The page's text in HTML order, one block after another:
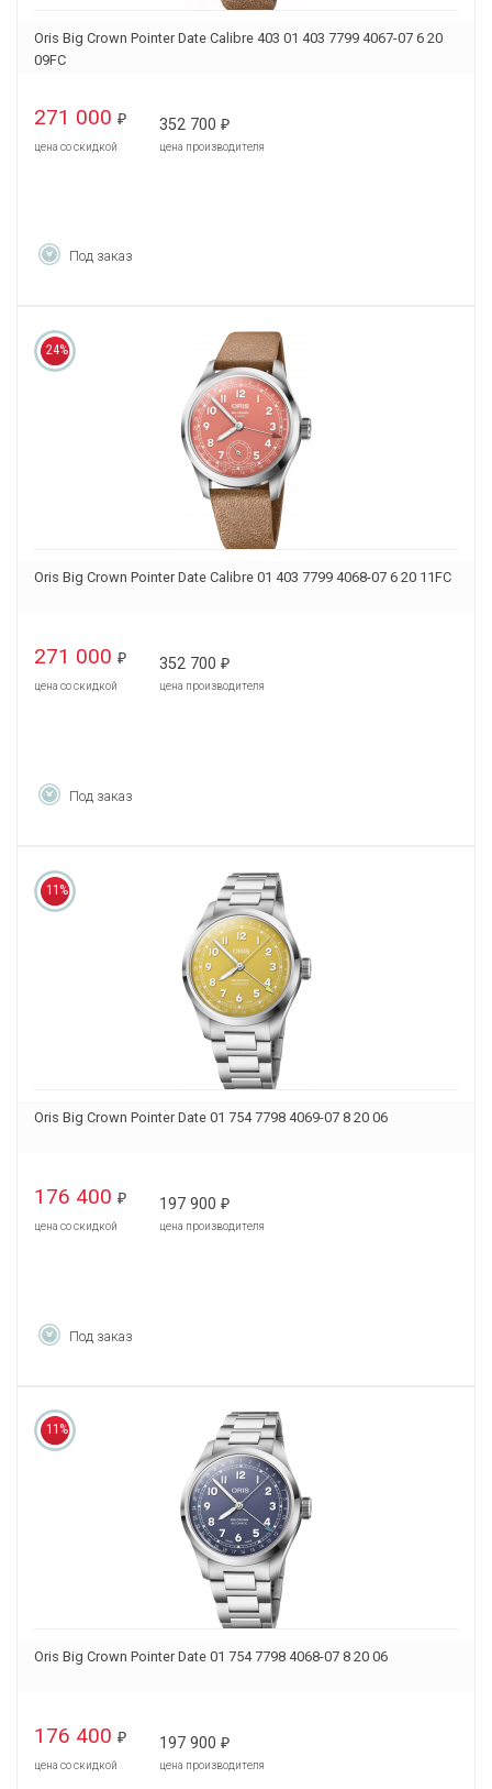
Oris Big Crown Pointer Date Calibre 403 01 403 7799 4067-07 6 20
09FC
271 000 ₽
цена со скидкой
352 700 ₽
цена производителя
Под заказ
24%
Oris Big Crown Pointer Date Calibre 01 403 7799 4068-07 6 20 11FC
271 000 ₽
цена со скидкой
352 700 ₽
цена производителя
Под заказ
11%
Oris Big Crown Pointer Date 01 754 7798 4069-07 8 20 06
176 400 ₽
цена со скидкой
197 900 ₽
цена производителя
Под заказ
11%
Oris Big Crown Pointer Date 01 754 7798 4068-07 8 20 06
176 400 ₽
цена со скидкой
197 900 ₽
цена производителя